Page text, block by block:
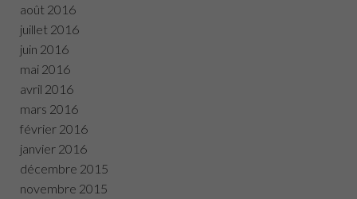
août 2016
juillet 2016
juin 2016
mai 2016
avril 2016
mars 2016
février 2016
janvier 2016
décembre 2015
novembre 2015